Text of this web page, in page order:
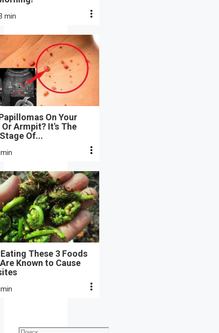
min
On Your
Armpit? It's The
Of...
These 3 Foods
Known to Cause
Поиск: